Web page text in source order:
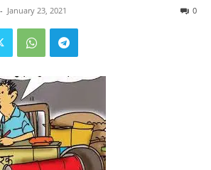
- January 23, 2021 0